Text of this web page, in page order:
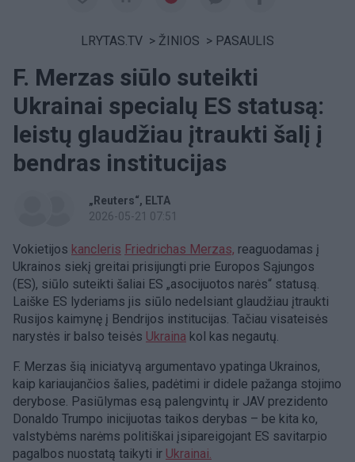
LRYTAS.TV > ŽINIOS > PASAULIS
F. Merzas siūlo suteikti
Ukrainai specialų ES statusą:
leistų glaudžiau įtraukti šalį į
bendras institucijas
„Reuters“
ELTA
2026-05-21 07:51
Vokietijos kancleris Friedrichas Merzas, reaguodamas į
Ukrainos siekį greitai prisijungti prie Europos Sąjungos
(ES), siūlo suteikti šaliai ES „asocijuotos narės“ statusą.
Laiške ES lyderiams jis siūlo nedelsiant glaudžiau įtraukti
Rusijos kaimynę į Bendrijos institucijas. Tačiau visateisės
narystės ir balso teisės Ukraina kol kas negautų.
F. Merzas šią iniciatyvą argumentavo ypatinga Ukrainos,
kaip kariaujančios šalies, padėtimi ir didele pažanga stojimo
derybose. Pasiūlymas esą palengvintų ir JAV prezidento
Donaldo Trumpo inicijuotas taikos derybas – be kita ko,
valstybėms narėms politiškai įsipareigojant ES savitarpio
pagalbos nuostatą taikyti ir Ukrainai.